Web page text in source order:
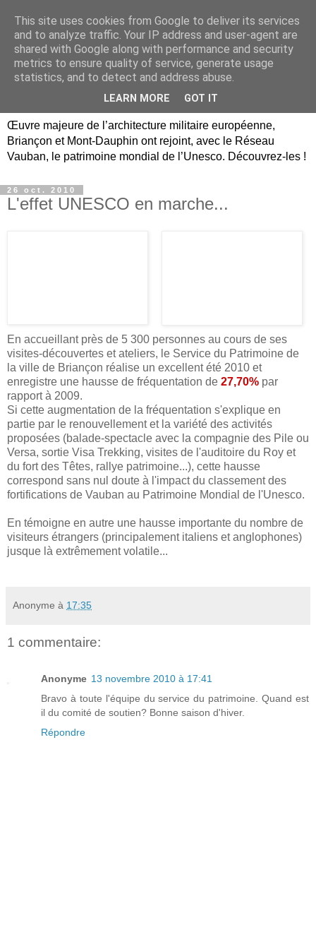
Briançon, Mont-Dauphin,
Vauban Unesco Hautes-
Œuvre majeure de l’architecture militaire européenne,
Briançon et Mont-Dauphin ont rejoint, avec le Réseau
Vauban, le patrimoine mondial de l’Unesco. Découvrez-les !
26 oct. 2010
L'effet UNESCO en marche...
En accueillant près de 5 300 personnes au cours de ses
visites-découvertes et ateliers, le Service du Patrimoine de
la ville de Briançon réalise un excellent été 2010 et
enregistre une hausse de fréquentation de 27,70% par
rapport à 2009.
Si cette augmentation de la fréquentation s'explique en
partie par le renouvellement et la variété des activités
proposées (balade-spectacle avec la compagnie des Pile ou
Versa, sortie Visa Trekking, visites de l'auditoire du Roy et
du fort des Têtes, rallye patrimoine...), cette hausse
correspond sans nul doute à l'impact du classement des
fortifications de Vauban au Patrimoine Mondial de l'Unesco.
En témoigne en autre une hausse importante du nombre de
visiteurs étrangers (principalement italiens et anglophones)
jusque là extrêmement volatile...
Anonyme à 17:35
1 commentaire:
Anonyme 13 novembre 2010 à 17:41
Bravo à toute l'équipe du service du patrimoine. Quand est
il du comité de soutien? Bonne saison d'hiver.
Répondre
This site uses cookies from Google to deliver its services
and to analyze traffic. Your IP address and user-agent are
shared with Google along with performance and security
metrics to ensure quality of service, generate usage
statistics, and to detect and address abuse.
LEARN MORE GOT IT